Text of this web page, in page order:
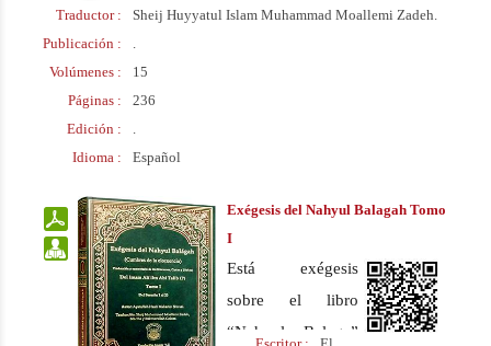
Ayatolá Makarem
idioma árabe.
Traductor :
Sheij Huyyatul Islam Muhammad Moallemi Zadeh.
Publicación :
.
Volúmenes :
15
Páginas :
236
Edición :
.
Idioma :
Español
Exégesis del Nahyul Balagah Tomo
I
Está exégesis
sobre el libro
“Nahyul Balaga”